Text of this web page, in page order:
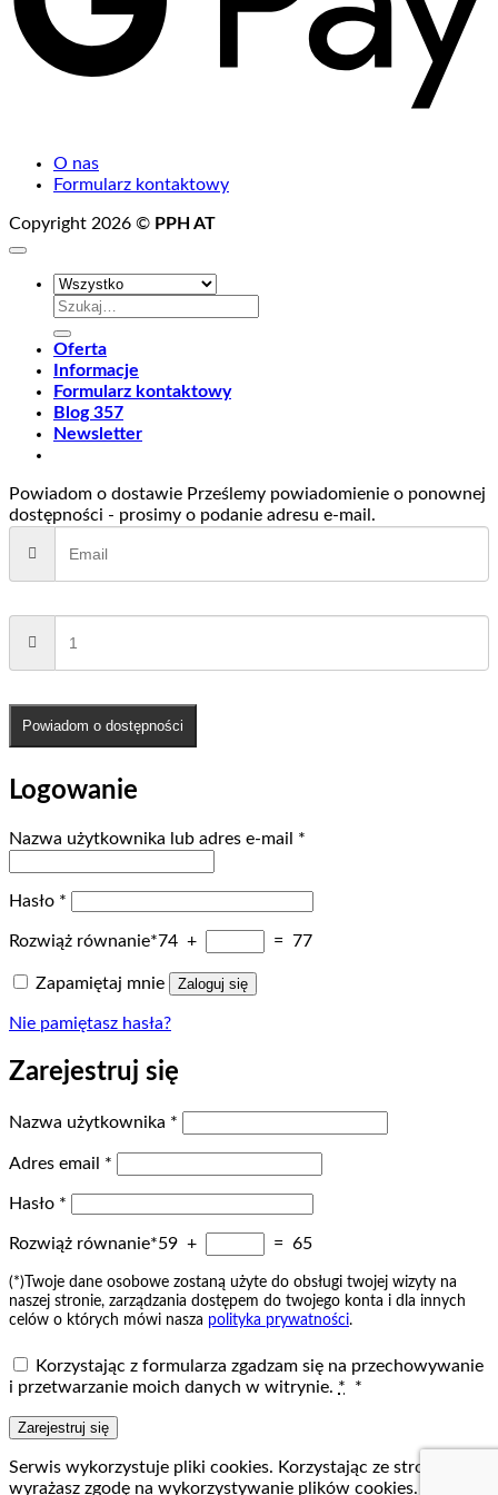
O nas
Formularz kontaktowy
Copyright 2026 © PPH AT
Szukaj:
Oferta
Informacje
Formularz kontaktowy
Blog 357
Newsletter
Powiadom o dostawie Prześlemy powiadomienie o ponownej
dostępności - prosimy o podanie adresu e-mail.
Powiadom o dostępności
Logowanie
Nazwa użytkownika lub adres e-mail *
Hasło *
Rozwiąż równanie*74 + = 77
Zapamiętaj mnie Zaloguj się
Nie pamiętasz hasła?
Zarejestruj się
Nazwa użytkownika *
Adres email *
Hasło *
Rozwiąż równanie*59 + = 65
(*)Twoje dane osobowe zostaną użyte do obsługi twojej wizyty na
naszej stronie, zarządzania dostępem do twojego konta i dla innych
celów o których mówi nasza polityka prywatności.
Korzystając z formularza zgadzam się na przechowywanie
i przetwarzanie moich danych w witrynie. * *
Zarejestruj się
Serwis wykorzystuje pliki cookies. Korzystając ze strony
wyrażasz zgodę na wykorzystywanie plików cookies.